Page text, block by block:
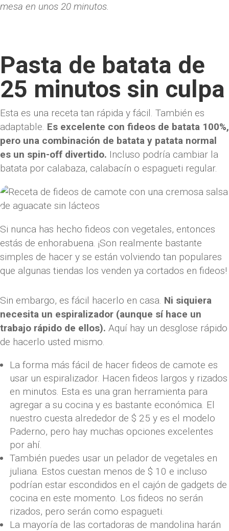
mesa en unos 20 minutos.
Pasta de batata de
25 minutos sin culpa
Esta es una receta tan rápida y fácil. También es
adaptable. Es excelente con fideos de batata 100%,
pero una combinación de batata y patata normal
es un spin-off divertido. Incluso podría cambiar la
batata por calabaza, calabacín o espagueti regular.
Si nunca has hecho fideos con vegetales, entonces
estás de enhorabuena. ¡Son realmente bastante
simples de hacer y se están volviendo tan populares
que algunas tiendas los venden ya cortados en fideos!
Sin embargo, es fácil hacerlo en casa. Ni siquiera
necesita un espiralizador (aunque sí hace un
trabajo rápido de ellos). Aquí hay un desglose rápido
de hacerlo usted mismo.
La forma más fácil de hacer fideos de camote es
usar un espiralizador. Hacen fideos largos y rizados
en minutos. Esta es una gran herramienta para
agregar a su cocina y es bastante económica. El
nuestro cuesta alrededor de $ 25 y es el modelo
Paderno, pero hay muchas opciones excelentes
por ahí.
También puedes usar un pelador de vegetales en
juliana. Estos cuestan menos de $ 10 e incluso
podrían estar escondidos en el cajón de gadgets de
cocina en este momento. Los fideos no serán
rizados, pero serán como espagueti.
La mayoría de las cortadoras de mandolina harán